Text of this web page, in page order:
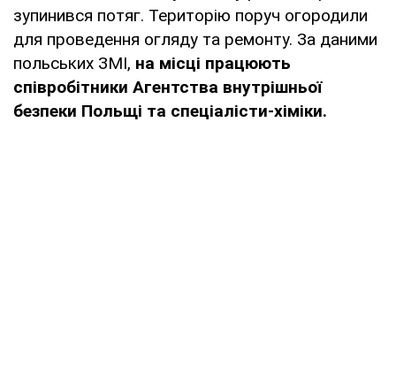
зупинився потяг. Територію поруч огородили
для проведення огляду та ремонту. За даними
польських ЗМІ, на місці працюють
співробітники Агентства внутрішньої
безпеки Польщі та спеціалісти-хіміки.